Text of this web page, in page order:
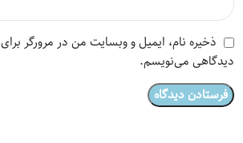
ذخیره نام، ایمیل و وبسایت من در مرورگر
دیدگاهی می‌نویسم.